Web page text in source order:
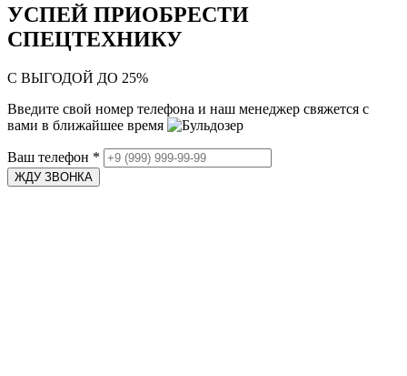
УСПЕЙ ПРИОБРЕСТИ
СПЕЦТЕХНИКУ
С ВЫГОДОЙ ДО 25%
Введите свой номер телефона и наш менеджер свяжется с
вами в ближайшее время
Ваш телефон *